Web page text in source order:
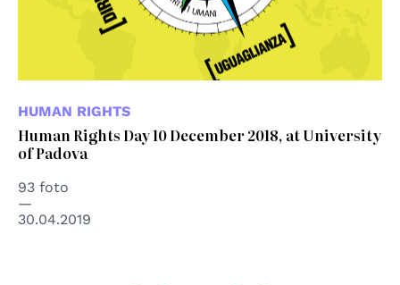
HUMAN RIGHTS
Human Rights Day 10 December 2018, at University
of Padova
93 foto
30.04.2019